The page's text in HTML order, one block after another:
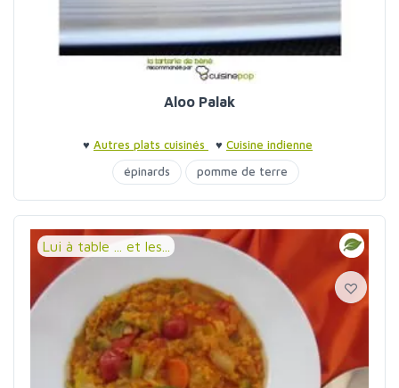
Aloo Palak
♥ Autres plats cuisinés ♥ Cuisine indienne
épinards
pomme de terre
Lui à table ... et les...